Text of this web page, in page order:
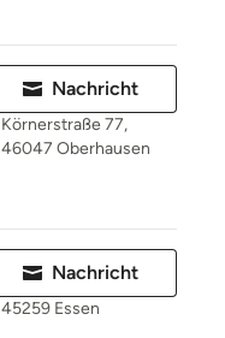
Nachricht
Körnerstraße 77,
46047 Oberhausen
Nachricht
45259 Essen